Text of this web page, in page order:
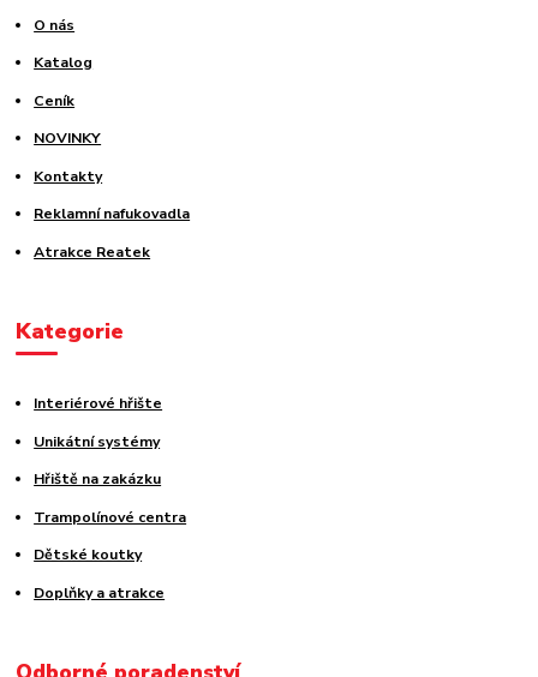
O nás
Katalog
Ceník
NOVINKY
Kontakty
Reklamní nafukovadla
Atrakce Reatek
Kategorie
Interiérové hřište
Unikátní systémy
Hřiště na zakázku
Trampolínové centra
Dětské koutky
Doplňky a atrakce